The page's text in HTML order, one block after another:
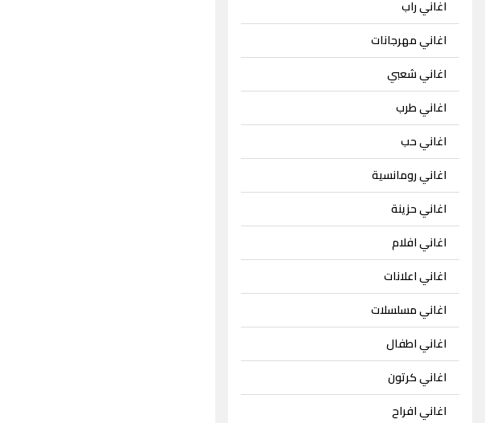
اغاني راب
اغاني مهرجانات
اغاني شعبي
اغاني طرب
اغاني حب
اغاني رومانسية
اغاني حزينة
اغاني افلام
اغاني اعلانات
اغاني مسلسلات
اغاني اطفال
اغاني كرتون
اغاني افراح